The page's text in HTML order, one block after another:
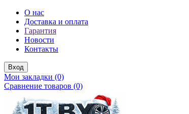
О нас
Доставка и оплата
Гарантия
Новости
Контакты
Вход
Мои закладки (0)
Сравнение товаров (0)